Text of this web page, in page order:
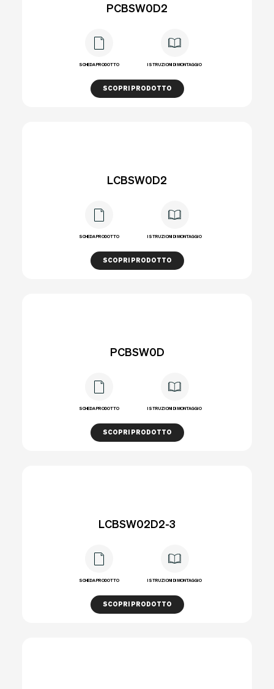
PCBSW0D2
SCHEDA PRODOTTO ISTRUZIONI DI MONTAGGIO
SCOPRI PRODOTTO
LCBSW0D2
SCHEDA PRODOTTO ISTRUZIONI DI MONTAGGIO
SCOPRI PRODOTTO
PCBSW0D
SCHEDA PRODOTTO ISTRUZIONI DI MONTAGGIO
SCOPRI PRODOTTO
LCBSW02D2-3
SCHEDA PRODOTTO ISTRUZIONI DI MONTAGGIO
SCOPRI PRODOTTO